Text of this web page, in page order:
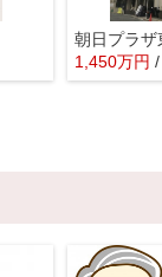
朝日プラ
1,450万円